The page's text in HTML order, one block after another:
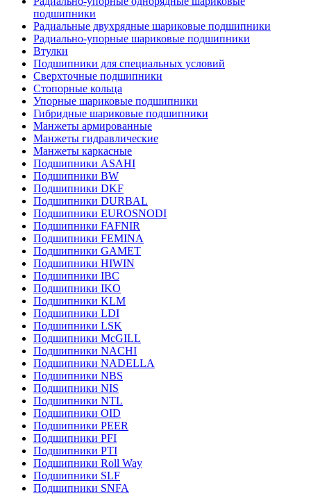
подшипники
Радиальные двухрядные шариковые подшипники
Радиально-упорные шариковые подшипники
Втулки
Подшипники для специальных условий
Сверхточные подшипники
Стопорные кольца
Упорные шариковые подшипники
Гибридные шариковые подшипники
Манжеты армированные
Манжеты гидравлические
Манжеты каркасные
Подшипники ASAHI
Подшипники BW
Подшипники DKF
Подшипники DURBAL
Подшипники EUROSNODI
Подшипники FAFNIR
Подшипники FEMINA
Подшипники GAMET
Подшипники HIWIN
Подшипники IBC
Подшипники IKO
Подшипники KLM
Подшипники LDI
Подшипники LSK
Подшипники McGILL
Подшипники NACHI
Подшипники NADELLA
Подшипники NBS
Подшипники NIS
Подшипники NTL
Подшипники OID
Подшипники PEER
Подшипники PFI
Подшипники PTI
Подшипники Roll Way
Подшипники SLF
Подшипники SNFA